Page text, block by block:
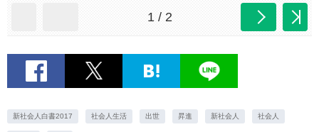
1 / 2
新社会人白書2017 社会人生活 出世 昇進 新社会人 社会人